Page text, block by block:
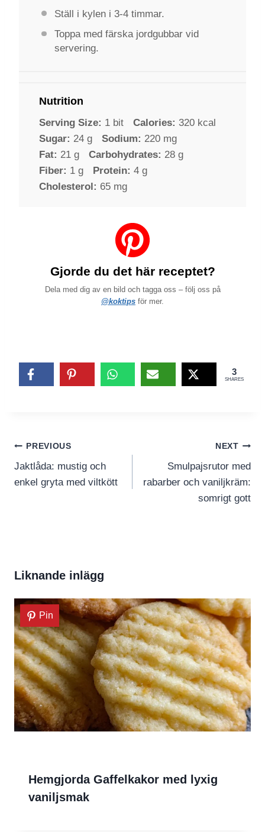
Ställ i kylen i 3-4 timmar.
Toppa med färska jordgubbar vid
servering.
Nutrition
Serving Size: 1 bit Calories: 320 kcal
Sugar: 24 g Sodium: 220 mg
Fat: 21 g Carbohydrates: 28 g
Fiber: 1 g Protein: 4 g
Cholesterol: 65 mg
Gjorde du det här receptet?
Dela med dig av en bild och tagga oss – följ oss på
@koktips för mer.
3
SHARES
Inläggsnavigering
PREVIOUS
Jaktlåda: mustig och
enkel gryta med viltkött
NEXT
Smulpajsrutor med
rabarber och vaniljkräm:
somrigt gott
Liknande inlägg
Pin
Hemgjorda Gaffelkakor med lyxig
vaniljsmak